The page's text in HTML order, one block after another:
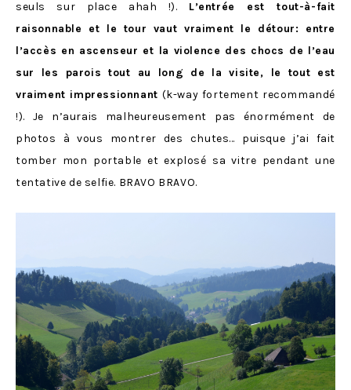
seuls sur place ahah !). L’entrée est tout-à-fait
raisonnable et le tour vaut vraiment le détour: entre
l’accès en ascenseur et la violence des chocs de l’eau
sur les parois tout au long de la visite, le tout est
vraiment impressionnant (k-way fortement recommandé
!). Je n’aurais malheureusement pas énormément de
photos à vous montrer des chutes… puisque j’ai fait
tomber mon portable et explosé sa vitre pendant une
tentative de selfie. BRAVO BRAVO.